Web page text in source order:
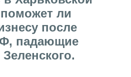
ли
после
падающие